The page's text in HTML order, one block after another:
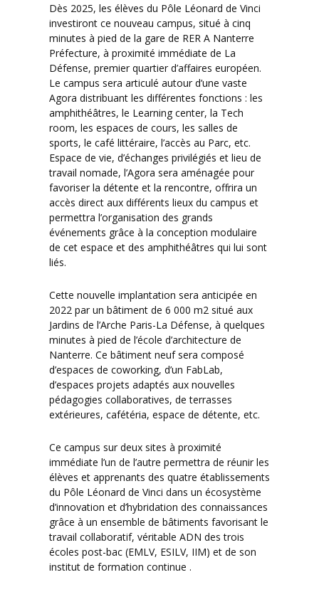
Dès 2025, les élèves du Pôle Léonard de Vinci
investiront ce nouveau campus, situé à cinq
minutes à pied de la gare de RER A Nanterre
Préfecture, à proximité immédiate de La
Défense, premier quartier d’affaires européen.
Le campus sera articulé autour d’une vaste
Agora distribuant les différentes fonctions : les
amphithéâtres, le Learning center, la Tech
room, les espaces de cours, les salles de
sports, le café littéraire, l’accès au Parc, etc.
Espace de vie, d’échanges privilégiés et lieu de
travail nomade, l’Agora sera aménagée pour
favoriser la détente et la rencontre, offrira un
accès direct aux différents lieux du campus et
permettra l’organisation des grands
événements grâce à la conception modulaire
de cet espace et des amphithéâtres qui lui sont
liés.
Cette nouvelle implantation sera anticipée en
2022 par un bâtiment de 6 000 m2 situé aux
Jardins de l’Arche Paris-La Défense, à quelques
minutes à pied de l’école d’architecture de
Nanterre. Ce bâtiment neuf sera composé
d’espaces de coworking, d’un FabLab,
d’espaces projets adaptés aux nouvelles
pédagogies collaboratives, de terrasses
extérieures, cafétéria, espace de détente, etc.
Ce campus sur deux sites à proximité
immédiate l’un de l’autre permettra de réunir les
élèves et apprenants des quatre établissements
du Pôle Léonard de Vinci dans un écosystème
d’innovation et d’hybridation des connaissances
grâce à un ensemble de bâtiments favorisant le
travail collaboratif, véritable ADN des trois
écoles post-bac (EMLV, ESILV, IIM) et de son
institut de formation continue .